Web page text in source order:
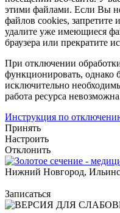
этими файлами. Если Вы
файлов cookies, запретите
удалите уже имеющиеся
браузера или прекратите
При отключении
функционировать, однако
исключительно
работа ресурса
Инструкция по
Принять
Настроить
Отклонить
Нижний Новгород,
Записаться